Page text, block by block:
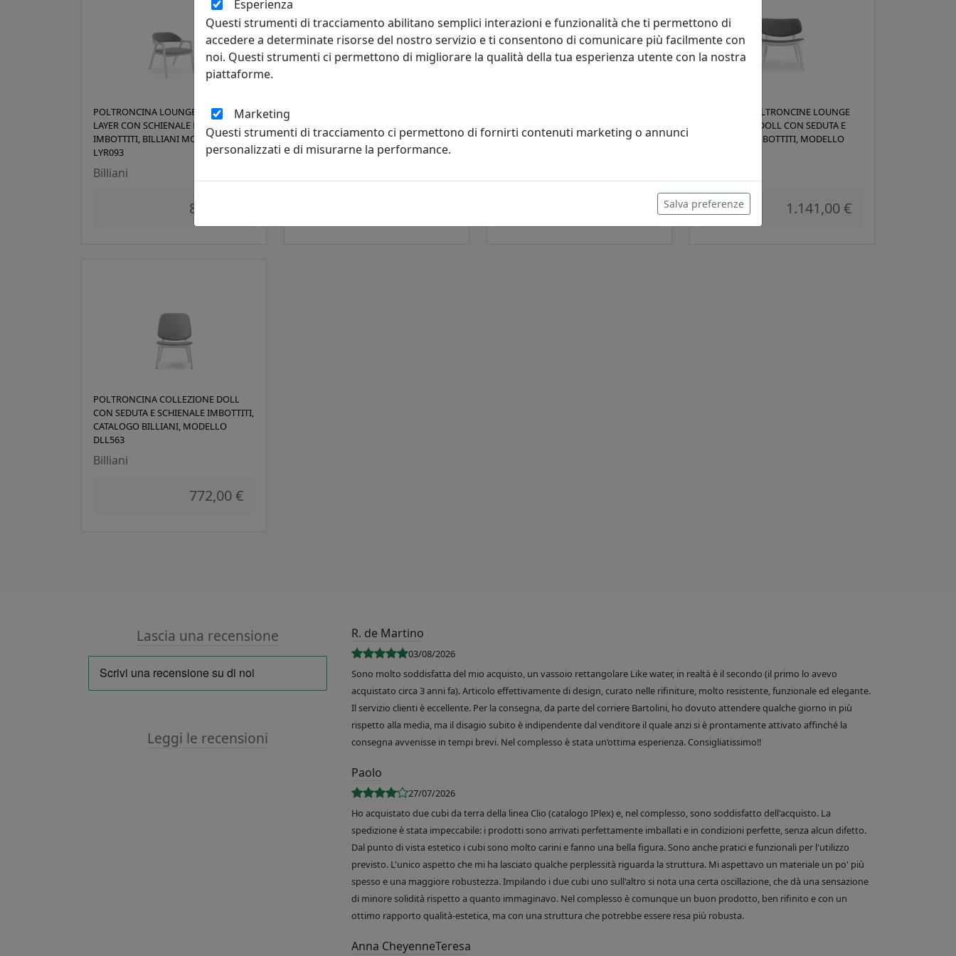
POLTRONCINA LOUNGE COLLEZIONE
LAYER CON SCHIENALE E SEDUTA
IMBOTTITI, BILLIANI MODELLO
LYR093
Billiani
881,00 €
COLLEZIONE COROLLA, CATALOGO
BILLIANI, MODELLO CRL271
ALTO COLLEZIONE COROLLA,
CATALOGO BILLIANI, MODELLO
COPPIA DI POLTRONCINE LOUNGE
COLLEZIONE DOLL CON SEDUTA E
SCHIENALE IMBOTTITI, MODELLO
1.141,00 €
POLTRONCINA COLLEZIONE DOLL
CON SEDUTA E SCHIENALE IMBOTTITI,
CATALOGO BILLIANI, MODELLO
DLL563
Billiani
772,00 €
Lascia una recensione
Leggi le recensioni
R. de Martino
03/08/2026
Sono molto soddisfatta del mio acquisto, un vassoio rettangolare Like water, in realtà è il secondo (il primo lo avevo
acquistato circa 3 anni fa). Articolo effettivamente di design, curato nelle rifiniture, molto resistente, funzionale ed elegante.
Il servizio clienti è eccellente. Per la consegna, da parte del corriere Bartolini, ho dovuto attendere qualche giorno in più
rispetto alla media, ma il disagio subito è indipendente dal venditore il quale anzi si è prontamente attivato affinché la
consegna avvenisse in tempi brevi. Nel complesso è stata un’ottima esperienza. Consigliatissimo!!
Paolo
27/07/2026
Ho acquistato due cubi da terra della linea Clio (catalogo IPlex) e, nel complesso, sono soddisfatto dell'acquisto. La
spedizione è stata impeccabile: i prodotti sono arrivati perfettamente imballati e in condizioni perfette, senza alcun difetto.
Dal punto di vista estetico i cubi sono molto carini e fanno una bella figura. Sono anche pratici e funzionali per l'utilizzo
previsto. L'unico aspetto che mi ha lasciato qualche perplessità riguarda la struttura. Mi aspettavo un materiale un po' più
spesso e una maggiore robustezza. Impilando i due cubi uno sull'altro si nota una certa oscillazione, che dà una sensazione
di minore solidità rispetto a quanto immaginavo. Nel complesso è comunque un buon prodotto, ben rifinito e con un
ottimo rapporto qualità-estetica, ma con una struttura che potrebbe essere resa più robusta.
Anna CheyenneTeresa
Esperienza
Questi strumenti di tracciamento abilitano semplici interazioni e funzionalità che ti permettono di
accedere a determinate risorse del nostro servizio e ti consentono di comunicare più facilmente con
noi. Questi strumenti ci permettono di migliorare la qualità della tua esperienza utente con la nostra
piattaforme.
Marketing
Questi strumenti di tracciamento ci permettono di fornirti contenuti marketing o annunci
personalizzati e di misurarne la performance.
Salva preferenze